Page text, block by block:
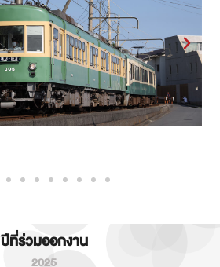
ปีที่ร่วมออกงาน
2025